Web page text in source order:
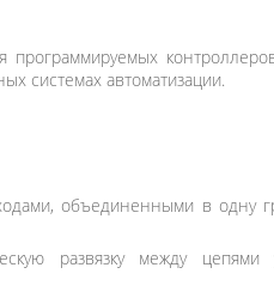
системах автоматизации.
объединенными в одну
развязку между